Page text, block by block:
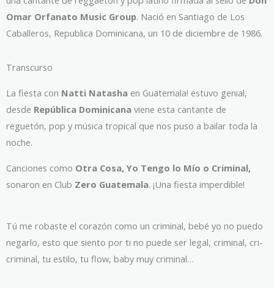
Omar Orfanato Music Group. Nació en Santiago de Los
Caballeros, Republica Dominicana, un 10 de diciembre de 1986.
Transcurso
La fiesta con Natti Natasha en Guatemala! estuvo genial,
desde República Dominicana viene esta cantante de
reguetón, pop y música tropical que nos puso a bailar toda la
noche.
Canciones como Otra Cosa, Yo Tengo lo Mío o Criminal,
sonaron en Club Zero Guatemala. ¡Una fiesta imperdible!
Tú me robaste el corazón como un criminal, bebé yo no puedo
negarlo, esto que siento por ti no puede ser legal, criminal, cri-
criminal, tu estilo, tu flow, baby muy criminal…